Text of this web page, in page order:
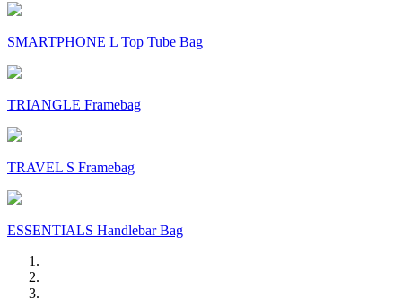
SMARTPHONE L Top Tube Bag
TRIANGLE Framebag
TRAVEL S Framebag
ESSENTIALS Handlebar Bag